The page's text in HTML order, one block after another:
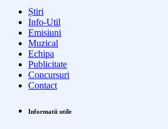
Știri
Info-Util
Emisiuni
Muzical
Echipa
Publicitate
Concursuri
Contact
Informatii utile